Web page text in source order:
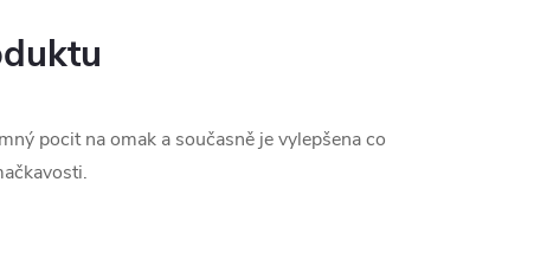
pocit na omak a současně je vylepšena co